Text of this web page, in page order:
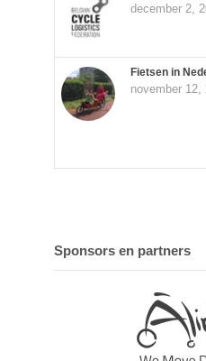
december 2,
Fietsen in
november 12,
Sponsors en partners